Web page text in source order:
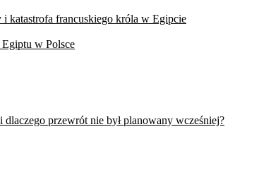
katastrofa francuskiego króla w Egipcie
w Polsce
dlaczego przewrót nie był planowany wcześniej?